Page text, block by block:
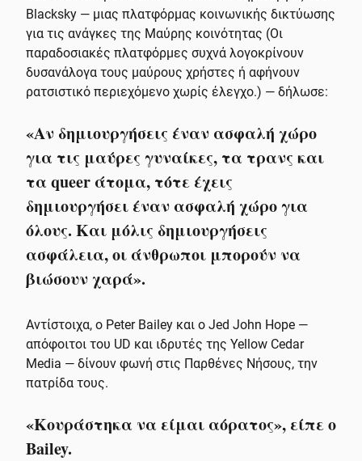
Blacksky — μιας πλατφόρμας κοινωνικής δικτύωσης
για τις ανάγκες της Μαύρης κοινότητας (Οι
παραδοσιακές πλατφόρμες συχνά λογοκρίνουν
δυσανάλογα τους μαύρους χρήστες ή αφήνουν
ρατσιστικό περιεχόμενο χωρίς έλεγχο.) — δήλωσε:
«Αν δημιουργήσεις έναν ασφαλή χώρο
για τις μαύρες γυναίκες, τα τρανς και
τα queer άτομα, τότε έχεις
δημιουργήσει έναν ασφαλή χώρο για
όλους. Και μόλις δημιουργήσεις
ασφάλεια, οι άνθρωποι μπορούν να
βιώσουν χαρά».
Αντίστοιχα, ο Peter Bailey και ο Jed John Hope —
απόφοιτοι του UD και ιδρυτές της Yellow Cedar
Media — δίνουν φωνή στις Παρθένες Νήσους, την
πατρίδα τους.
«Κουράστηκα να είμαι αόρατος», είπε ο
Bailey.